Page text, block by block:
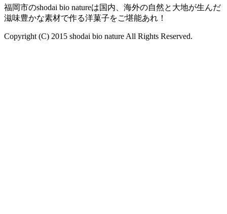
福岡市のshodai bio natureは国内、海外の自然と大地が生んだ
滋味豊かな素材で作る洋菓子をご堪能あれ！
Copyright (C) 2015 shodai bio nature All Rights Reserved.